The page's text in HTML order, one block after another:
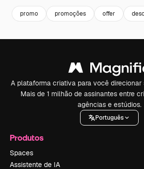
promo promoções offer
A plataforma criativa para você
Mais de 1 milhão de assinantes entre
agências e estúdios.
Português
Produtos
Spaces
Assistente de IA